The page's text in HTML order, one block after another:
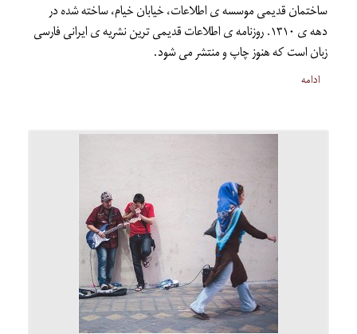
ساختمان قديمی موسسه ی اطلاعات، خيابان خيام، ساخته شده در
دهه ی ۱۳۱۰. روزنامه ی اطلاعات قدیمی ترین نشریه ی ایرانی فارسی
زبان است که هنوز چاپ و منتشر می شود.
ادامه